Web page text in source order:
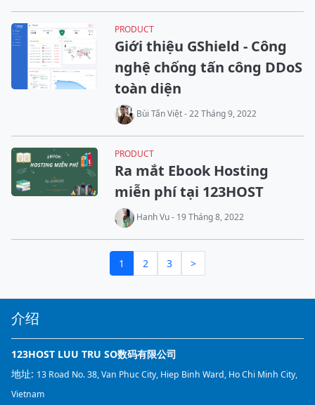
PRODUCT
Giới thiệu GShield - Công
nghệ chống tấn công DDoS
toàn diện
Bùi Tấn Việt - 22 Tháng 9, 2022
PRODUCT
Ra mắt Ebook Hosting
miễn phí tại 123HOST
Hanh Vu - 19 Tháng 8, 2022
1 2 3 >
介绍
123HOST LUU TRU SO数码有限公司
地址: 13 Road No. 38, Van Phuc City, Hiep Binh Ward, Ho Chi Minh City,
Vietnam